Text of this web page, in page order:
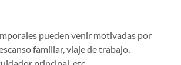
pueden venir motivadas por
familiar, viaje de trabajo,